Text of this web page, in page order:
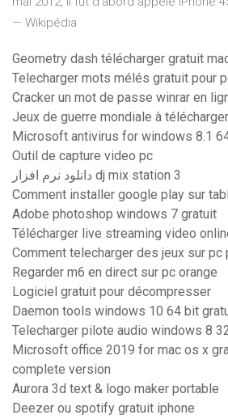
— Wikipédia
Geometry dash télécharger gratuit
Telecharger mots mélés gratuit pour
Cracker un mot de passe winrar en
Jeux de guerre mondiale à
Microsoft antivirus for windows 8.1
Outil de capture video pc
دانلود نرم افزار dj mix station 3
Comment installer google play sur
Adobe photoshop windows 7 gratuit
Télécharger live streaming video
Comment telecharger des jeux sur pc
Regarder m6 en direct sur pc orange
Logiciel gratuit pour décompresser
Daemon tools windows 10 64 bit
Telecharger pilote audio windows 8
Microsoft office 2019 for mac os x
complete version
Aurora 3d text & logo maker portable
Deezer ou spotify gratuit iphone